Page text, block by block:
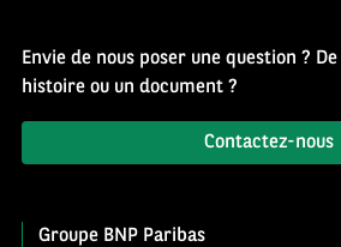
Envie de nous poser une question ?
histoire ou un document ?
Contactez-nous
Groupe BNP Paribas